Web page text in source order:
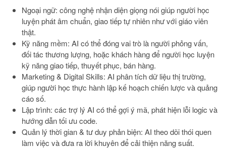
Ngoại ngữ: công nghệ nhận diện giọng nói giúp người học
luyện phát âm chuẩn, giao tiếp tự nhiên như với giáo viên
thật.
Kỹ năng mềm: AI có thể đóng vai trò là người phỏng vấn,
đối tác thương lượng, hoặc khách hàng để người học luyện
kỹ năng giao tiếp, thuyết phục, bán hàng.
Marketing & Digital Skills: AI phân tích dữ liệu thị trường,
giúp người học thực hành lập kế hoạch chiến lược và quảng
cáo số.
Lập trình: các trợ lý AI có thể gợi ý mã, phát hiện lỗi logic và
hướng dẫn tối ưu code.
Quản lý thời gian & tư duy phản biện: AI theo dõi thói quen
làm việc và đưa ra lời khuyên để cải thiện năng suất.